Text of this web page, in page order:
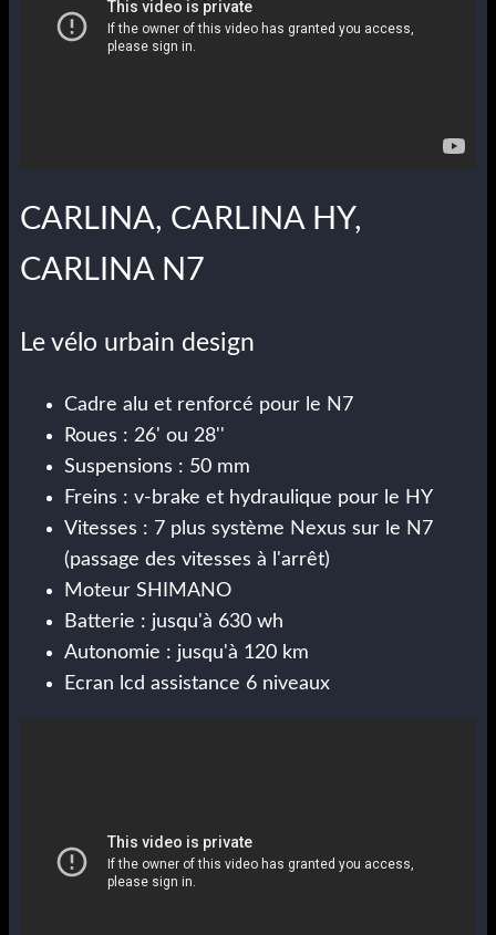
CARLINA, CARLINA HY,
CARLINA N7
Le vélo urbain design
Cadre alu et renforcé pour le N7
Roues : 26' ou 28''
Suspensions : 50 mm
Freins : v-brake et hydraulique pour le HY
Vitesses : 7 plus système Nexus sur le N7
(passage des vitesses à l'arrêt)
Moteur SHIMANO
Batterie : jusqu'à 630 wh
Autonomie : jusqu'à 120 km
Ecran lcd assistance 6 niveaux